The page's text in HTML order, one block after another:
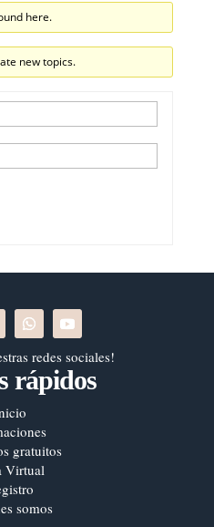
here.
new topics.
redes sociales!
rápidos
gratuitos
Virtual
somos